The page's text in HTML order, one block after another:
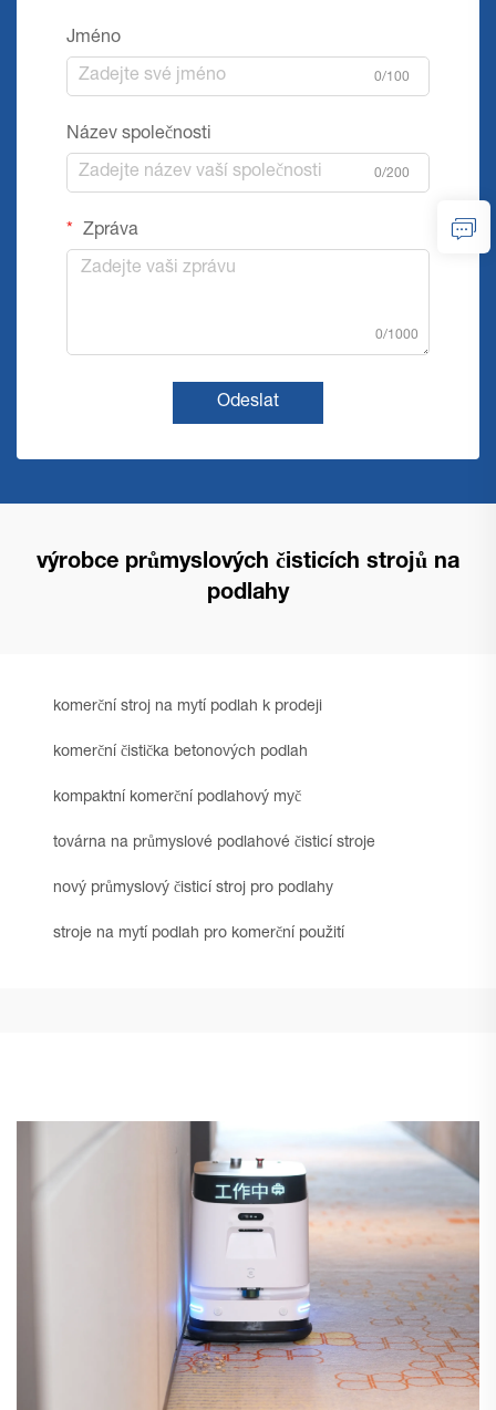
Jméno
0/100
Název společnosti
0/200
Zpráva
0/1000
Odeslat
výrobce průmyslových čisticích strojů na
podlahy
komerční stroj na mytí podlah k prodeji
komerční čistička betonových podlah
kompaktní komerční podlahový myč
továrna na průmyslové podlahové čisticí stroje
nový průmyslový čisticí stroj pro podlahy
stroje na mytí podlah pro komerční použití